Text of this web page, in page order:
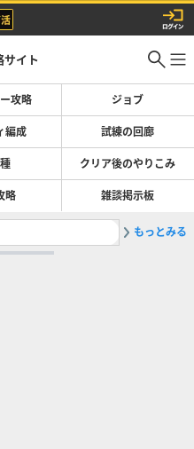
サイト
攻略 ジョブ
編成 試練の回廊
クリア後のやりこみ
略 雑談掲示板
2ゲンブ
もっとみる